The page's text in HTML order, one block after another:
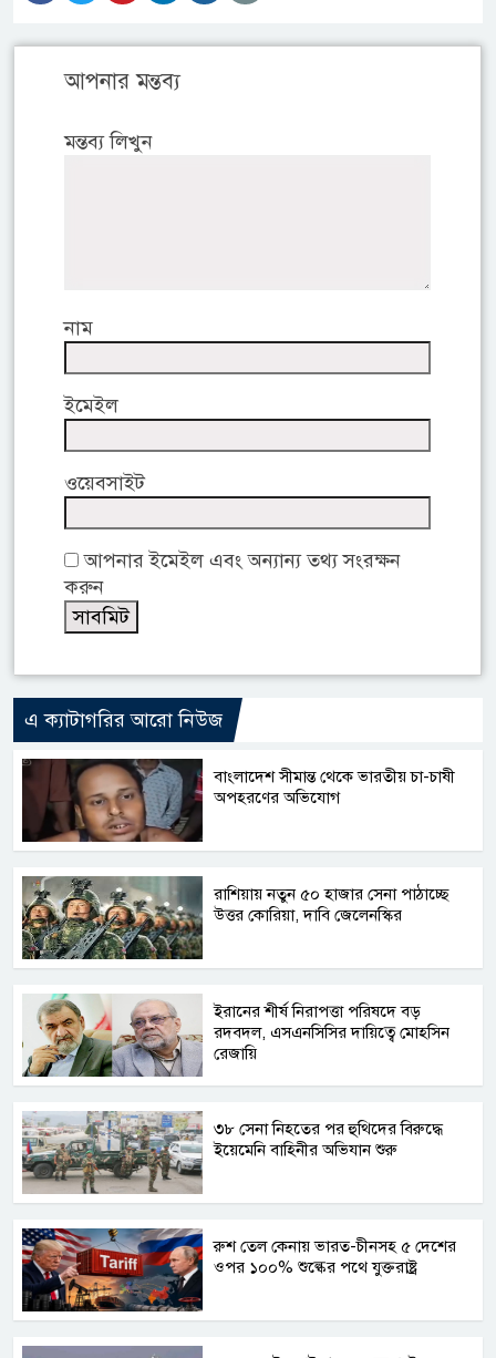
আপনার মন্তব্য
মন্তব্য লিখুন
নাম
ইমেইল
ওয়েবসাইট
আপনার ইমেইল এবং অন্যান্য তথ্য সংরক্ষন
করুন
এ ক্যাটাগরির আরো নিউজ
বাংলাদেশ সীমান্ত থেকে ভারতীয় চা-চাষী
অপহরণের অভিযোগ
রাশিয়ায় নতুন ৫০ হাজার সেনা পাঠাচ্ছে
উত্তর কোরিয়া, দাবি জেলেনস্কির
ইরানের শীর্ষ নিরাপত্তা পরিষদে বড়
রদবদল, এসএনসিসির দায়িত্বে মোহসিন
রেজায়ি
৩৮ সেনা নিহতের পর হুথিদের বিরুদ্ধে
ইয়েমেনি বাহিনীর অভিযান শুরু
রুশ তেল কেনায় ভারত-চীনসহ ৫ দেশের
ওপর ১০০% শুল্কের পথে যুক্তরাষ্ট্র